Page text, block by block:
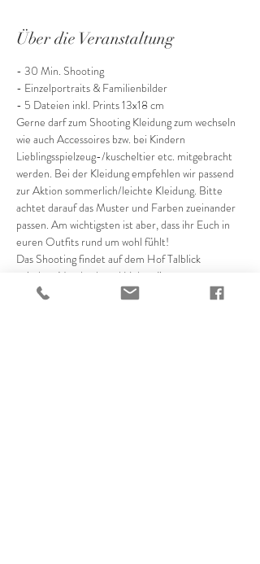
Über die Veranstaltung
- 30 Min. Shooting
- Einzelportraits & Familienbilder
- 5 Dateien inkl. Prints 13x18 cm
Gerne darf zum Shooting Kleidung zum wechseln
wie auch Accessoires bzw. bei Kindern
Lieblingsspielzeug-/kuscheltier etc. mitgebracht
werden. Bei der Kleidung empfehlen wir passend
zur Aktion sommerlich/leichte Kleidung. Bitte
achtet darauf das Muster und Farben zueinander
passen. Am wichtigsten ist aber, dass ihr Euch in
euren Outfits rund um wohl fühlt!
Das Shooting findet auf dem Hof Talblick
zwischen Netzbach und Hahnstätten statt.
Der Ausweichtermin bei schlechtem Wetter wird